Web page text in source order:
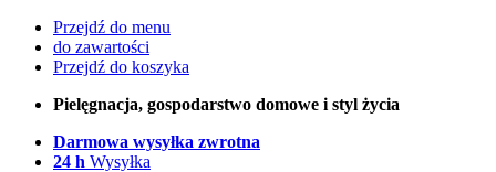
Przejdź do menu
do zawartości
Przejdź do koszyka
Pielęgnacja, gospodarstwo domowe i styl życia
Darmowa wysyłka zwrotna
24 h Wysyłka